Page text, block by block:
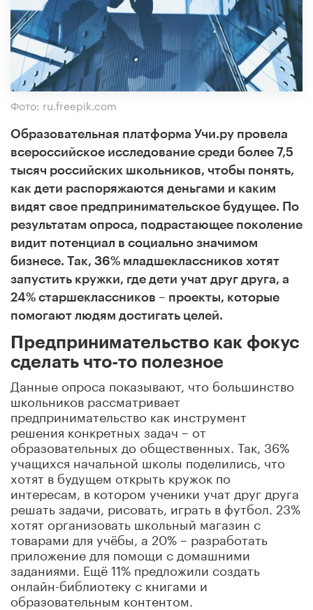
Фото: ru.freepik.com
Образовательная платформа Учи.ру провела
всероссийское исследование среди более 7,5
тысяч российских школьников, чтобы понять,
как дети распоряжаются деньгами и каким
видят свое предпринимательское будущее. По
результатам опроса, подрастающее поколение
видит потенциал в социально значимом
бизнесе. Так, 36% младшеклассников хотят
запустить кружки, где дети учат друг друга, а
24% старшеклассников – проекты, которые
помогают людям достигать целей.
Предпринимательство как фокус
сделать что-то полезное
Данные опроса показывают, что большинство
школьников рассматривает
предпринимательство как инструмент
решения конкретных задач – от
образовательных до общественных. Так, 36%
учащихся начальной школы поделились, что
хотят в будущем открыть кружок по
интересам, в котором ученики учат друг друга
решать задачи, рисовать, играть в футбол. 23%
хотят организовать школьный магазин с
товарами для учёбы, а 20% – разработать
приложение для помощи с домашними
заданиями. Ещё 11% предложили создать
онлайн-библиотеку с книгами и
образовательным контентом.